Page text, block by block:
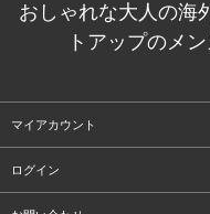
おしゃれな大人の海
トアップのメ
マイアカウント
ログイン